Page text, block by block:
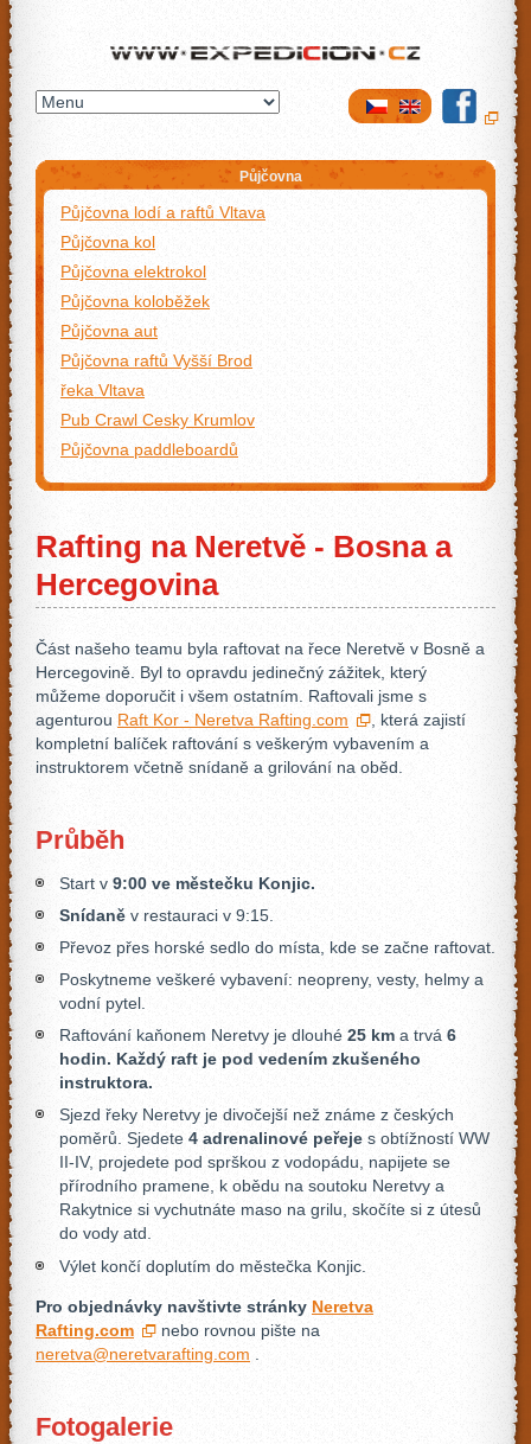
Expedicion.cz
Půjčovna
Půjčovna lodí a raftů Vltava
Půjčovna kol
Půjčovna elektrokol
Půjčovna koloběžek
Půjčovna aut
Půjčovna raftů Vyšší Brod
řeka Vltava
Pub Crawl Cesky Krumlov
Půjčovna paddleboardů
Rafting na Neretvě - Bosna a
Hercegovina
Část našeho teamu byla raftovat na řece Neretvě v Bosně a
Hercegovině. Byl to opravdu jedinečný zážitek, který
můžeme doporučit i všem ostatním. Raftovali jsme s
agenturou Raft Kor - Neretva Rafting.com
, která zajistí
kompletní balíček raftování s veškerým vybavením a
instruktorem včetně snídaně a grilování na oběd.
Průběh
Start v 9:00 ve městečku Konjic.
Snídaně v restauraci v 9:15.
Převoz přes horské sedlo do místa, kde se začne raftovat.
Poskytneme veškeré vybavení: neopreny, vesty, helmy a
vodní pytel.
Raftování kaňonem Neretvy je dlouhé 25 km a trvá 6
hodin. Každý raft je pod vedením zkušeného
instruktora.
Sjezd řeky Neretvy je divočejší než známe z českých
poměrů. Sjedete 4 adrenalinové peřeje s obtížností WW
II-IV, projedete pod sprškou z vodopádu, napijete se
přírodního pramene, k obědu na soutoku Neretvy a
Rakytnice si vychutnáte maso na grilu, skočíte si z útesů
do vody atd.
Výlet končí doplutím do městečka Konjic.
Pro objednávky navštivte stránky Neretva
Rafting.com
nebo rovnou pište na
neretva@neretvarafting.com
Fotogalerie